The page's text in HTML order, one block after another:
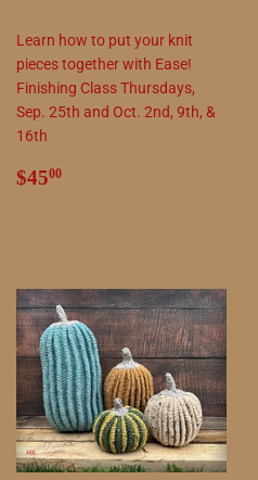
Learn how to put your knit
pieces together with Ease!
Finishing Class Thursdays,
Sep. 25th and Oct. 2nd, 9th, &
16th
सामान्य
$4500